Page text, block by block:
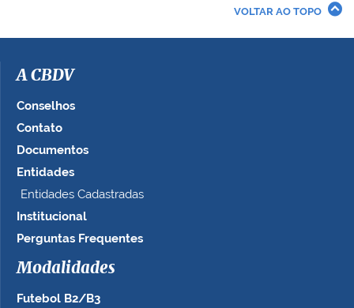
i
a
e
n
o
t
m
a
n
o
o
VOLTAR AO TOPO
A CBDV
Conselhos
Contato
Documentos
Entidades
Entidades Cadastradas
Institucional
Perguntas Frequentes
Modalidades
Futebol B2/B3